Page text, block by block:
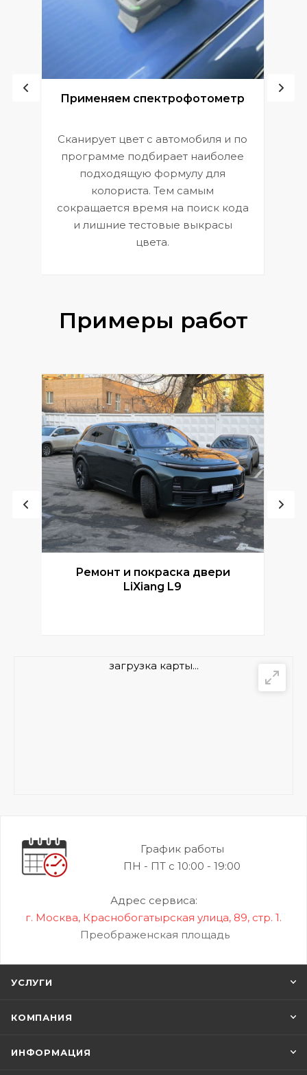
Применяем спектрофотометр
Сканирует цвет с автомобиля и по
программе подбирает наиболее
подходящую формулу для
колориста. Тем самым
сокращается время на поиск кода
и лишние тестовые выкрасы
цвета.
Примеры работ
Ремонт и покраска двери
LiXiang L9
загрузка карты...
График работы
ПН - ПТ с 10:00 - 19:00
Адрес сервиса:
г. Москва, Краснобогатырская улица, 89, стр. 1.
Преображенская площадь
УСЛУГИ
КОМПАНИЯ
ИНФОРМАЦИЯ